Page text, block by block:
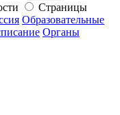
Страницы
Образовательные
Органы